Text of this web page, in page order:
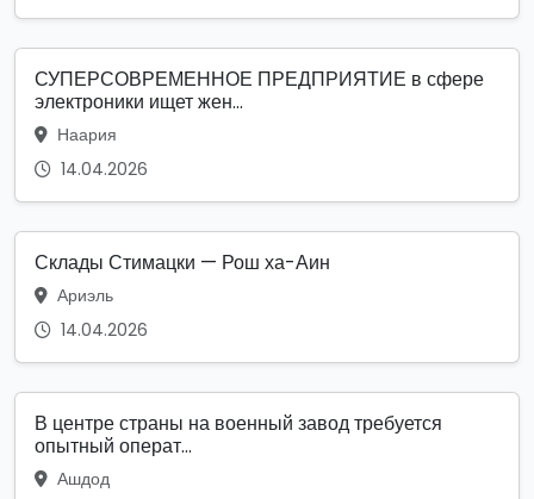
СУПЕРСОВРЕМЕННОЕ ПРЕДПРИЯТИЕ в сфере
электроники ищет жен...
Наария
14.04.2026
Склады Стимацки — Рош ха-Аин
Ариэль
14.04.2026
В центре страны на военный завод требуется
опытный операт...
Ашдод